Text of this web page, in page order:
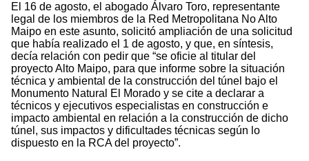
El 16 de agosto, el abogado Álvaro Toro, representante
legal de los miembros de la Red Metropolitana No Alto
Maipo en este asunto, solicitó ampliación de una solicitud
que había realizado el 1 de agosto, y que, en síntesis,
decía relación con pedir que “se oficie al titular del
proyecto Alto Maipo, para que informe sobre la situación
técnica y ambiental de la construcción del túnel bajo el
Monumento Natural El Morado y se cite a declarar a
técnicos y ejecutivos especialistas en construcción e
impacto ambiental en relación a la construcción de dicho
túnel, sus impactos y dificultades técnicas según lo
dispuesto en la RCA del proyecto”.